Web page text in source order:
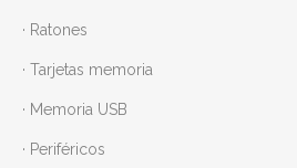
· Ratones
· Tarjetas memoria
· Memoria USB
· Periféricos